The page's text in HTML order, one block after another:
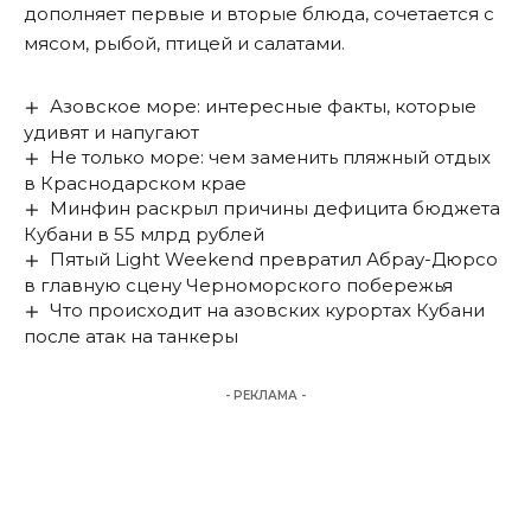
дополняет первые и вторые блюда, сочетается с
мясом, рыбой, птицей и салатами.
Азовское море: интересные факты, которые
удивят и напугают
Не только море: чем заменить пляжный отдых
в Краснодарском крае
Минфин раскрыл причины дефицита бюджета
Кубани в 55 млрд рублей
Пятый Light Weekend превратил Абрау-Дюрсо
в главную сцену Черноморского побережья
Что происходит на азовских курортах Кубани
после атак на танкеры
- РЕКЛАМА -